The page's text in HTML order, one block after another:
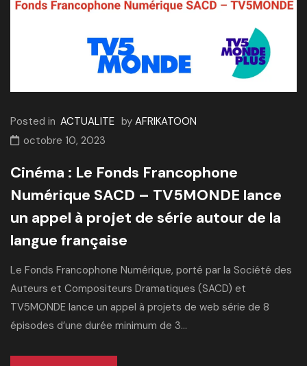
Posted in ACTUALITE by AFRIKATOON
octobre 10, 2023
Cinéma : Le Fonds Francophone
Numérique SACD – TV5MONDE lance
un appel à projet de série autour de la
langue française
Le Fonds Francophone Numérique, porté par la Société des
Auteurs et Compositeurs Dramatiques (SACD) et
TV5MONDE lance un appel à projets de web série de 8
épisodes d’une durée minimum de 3...